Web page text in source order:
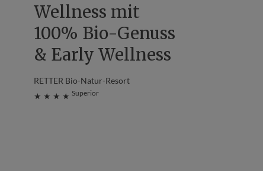
Wellness mit
100% Bio-Genuss
& Early Wellness
RETTER Bio-Natur-Resort
★ ★ ★ ★ Superior